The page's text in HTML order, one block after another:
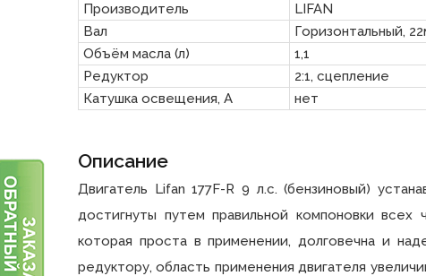
Производитель
LIFAN
Вал
Горизонтальный,
Объём масла (л)
1,1
Редуктор
2:1, сцепление
Катушка освещения, А
нет
Описание
Двигатель Lifan 177F-R 9 л.с. (бензиновый)
достигнуты путем правильной компоновки всех
которая проста в применении, долговечна и
редуктору, область применения двигателя